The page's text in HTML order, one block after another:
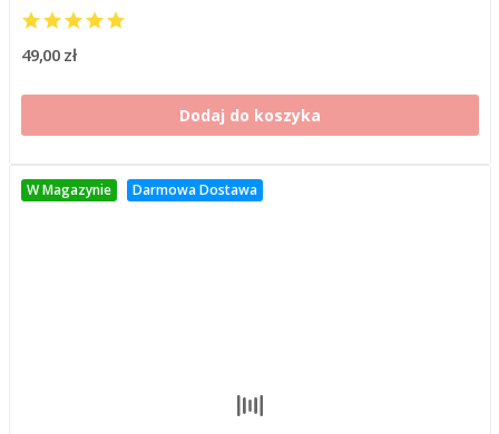
49,00 zł
Dodaj do koszyka
W Magazynie Darmowa Dostawa